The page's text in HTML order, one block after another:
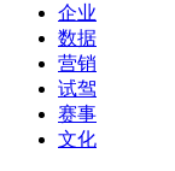
企业
数据
营销
试驾
赛事
文化